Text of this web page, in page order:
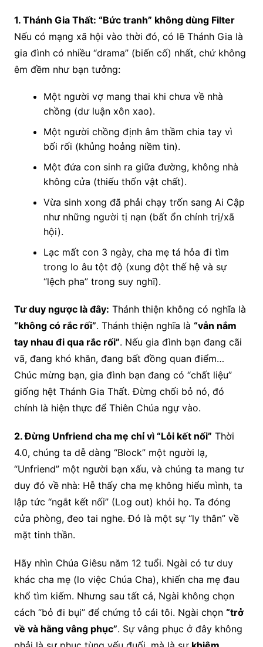
1. Thánh Gia Thất: “Bức tranh” không dùng Filter
Nếu có mạng xã hội vào thời đó, có lẽ Thánh Gia là
gia đình có nhiều “drama” (biến cố) nhất, chứ không
êm đềm như bạn tưởng:
Một người vợ mang thai khi chưa về nhà
chồng (dư luận xôn xao).
Một người chồng định âm thầm chia tay vì
bối rối (khủng hoảng niềm tin).
Một đứa con sinh ra giữa đường, không nhà
không cửa (thiếu thốn vật chất).
Vừa sinh xong đã phải chạy trốn sang Ai Cập
như những người tị nạn (bất ổn chính trị/xã
hội).
Lạc mất con 3 ngày, cha mẹ tá hỏa đi tìm
trong lo âu tột độ (xung đột thế hệ và sự
“lệch pha” trong suy nghĩ).
Tư duy ngược là đây: Thánh thiện không có nghĩa là
“không có rắc rối”. Thánh thiện nghĩa là “vẫn nắm
tay nhau đi qua rắc rối”. Nếu gia đình bạn đang cãi
vã, đang khó khăn, đang bất đồng quan điểm…
Chúc mừng bạn, gia đình bạn đang có “chất liệu”
giống hệt Thánh Gia Thất. Đừng chối bỏ nó, đó
chính là hiện thực để Thiên Chúa ngự vào.
2. Đừng Unfriend cha mẹ chỉ vì “Lỗi kết nối” Thời
4.0, chúng ta dễ dàng “Block” một người lạ,
“Unfriend” một người bạn xấu, và chúng ta mang tư
duy đó về nhà: Hễ thấy cha mẹ không hiểu mình, ta
lập tức “ngắt kết nối” (Log out) khỏi họ. Ta đóng
cửa phòng, đeo tai nghe. Đó là một sự “ly thân” về
mặt tinh thần.
Hãy nhìn Chúa Giêsu năm 12 tuổi. Ngài có tư duy
khác cha mẹ (lo việc Chúa Cha), khiến cha mẹ đau
khổ tìm kiếm. Nhưng sau tất cả, Ngài không chọn
cách “bỏ đi bụi” để chứng tỏ cái tôi. Ngài chọn “trở
về và hằng vâng phục”. Sự vâng phục ở đây không